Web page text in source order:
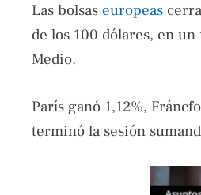
Las bolsas europeas
de los 100 dólares, en
Medio.
París ganó 1,12%,
terminó la sesión